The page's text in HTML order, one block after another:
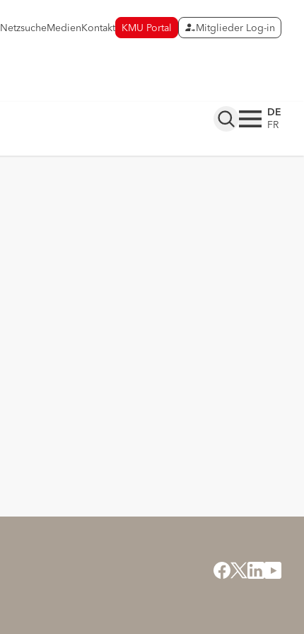
NetzsucheMedienKontakt KMU Portal Mitglieder Log-in
DE
FR